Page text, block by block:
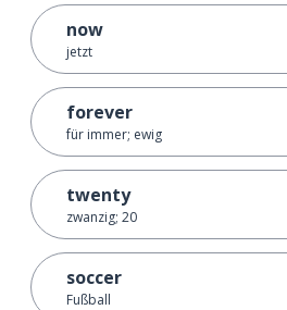
now
jetzt
forever
für immer; ewig
twenty
zwanzig; 20
soccer
Fußball